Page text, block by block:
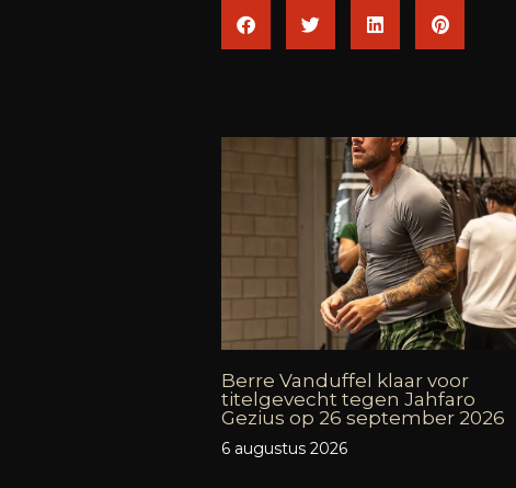
Berre Vanduffel klaar voor
titelgevecht tegen Jahfaro
Gezius op 26 september 2026
6 augustus 2026